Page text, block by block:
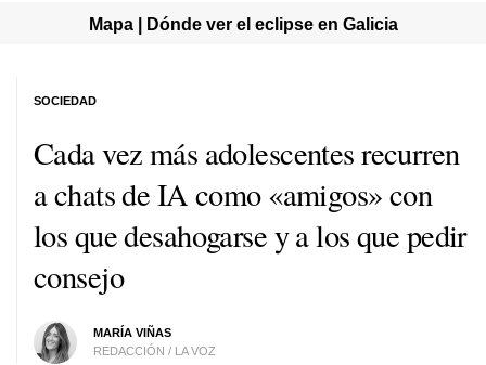
Mapa | Dónde ver el eclipse en Galicia
Cada vez más adolescentes recurren
a chats de IA como «amigos» con
los que desahogarse y a los que pedir
consejo
MARÍA VIÑAS
REDACCIÓN / LA VOZ
SOCIEDAD